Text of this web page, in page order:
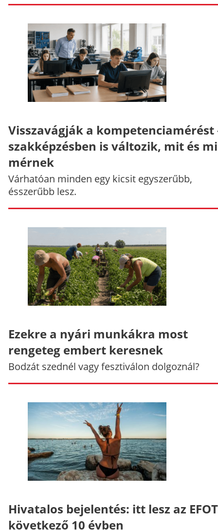
Visszavágják a kompetenciamérést
szakképzésben is változik, mit és
mérnek
Várhatóan minden egy kicsit egyszerűbb,
ésszerűbb lesz.
Ezekre a nyári munkákra most
rengeteg embert keresnek
Bodzát szednél vagy fesztiválon dolgoznál?
Hivatalos bejelentés: itt lesz az
következő 10 évben